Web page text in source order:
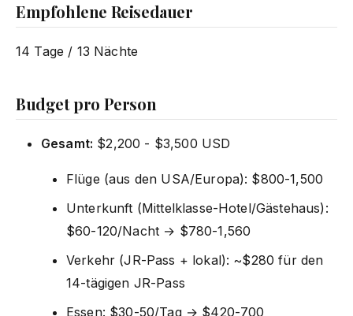
Empfohlene Reisedauer
14 Tage / 13 Nächte
Budget pro Person
Gesamt: $2,200 - $3,500 USD
Flüge (aus den USA/Europa): $800-1,500
Unterkunft (Mittelklasse-Hotel/Gästehaus):
$60-120/Nacht → $780-1,560
Verkehr (JR-Pass + lokal): ~$280 für den
14-tägigen JR-Pass
Essen: $30-50/Tag → $420-700